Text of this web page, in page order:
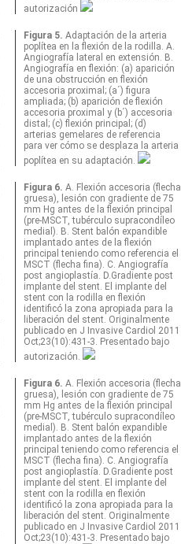
autorización
Figura 5. Adaptación de la arteria
poplítea en la flexión de la rodilla. A.
Angiografía lateral en extensión. B.
Angiografía en flexión: (a) aparición
de una obstrucción en flexión
accesoria proximal; (a´) figura
ampliada; (b) aparición de flexión
accesoria proximal y (b´) accesoria
distal; (c) flexión principal; (d)
arterias gemelares de referencia
para ver cómo se desplaza la arteria
poplítea en su adaptación.
Figura 6. A. Flexión accesoria (flecha
gruesa), lesión con gradiente de 75
mm Hg antes de la flexión principal
(pre-MSCT, tubérculo supracondíleo
medial). B. Stent balón expandible
implantado antes de la flexión
principal teniendo como referencia el
MSCT (flecha fina). C. Angiografía
post angioplastía. D.Gradiente post
implante del stent. El implante del
stent con la rodilla en flexión
identificó la zona apropiada para la
liberación del stent. Originalmente
publicado en J Invasive Cardiol 2011
Oct;23(10):431-3. Presentado bajo
autorización.
Figura 6. A. Flexión accesoria (flecha
gruesa), lesión con gradiente de 75
mm Hg antes de la flexión principal
(pre-MSCT, tubérculo supracondíleo
medial). B. Stent balón expandible
implantado antes de la flexión
principal teniendo como referencia el
MSCT (flecha fina). C. Angiografía
post angioplastía. D.Gradiente post
implante del stent. El implante del
stent con la rodilla en flexión
identificó la zona apropiada para la
liberación del stent. Originalmente
publicado en J Invasive Cardiol 2011
Oct;23(10):431-3. Presentado bajo